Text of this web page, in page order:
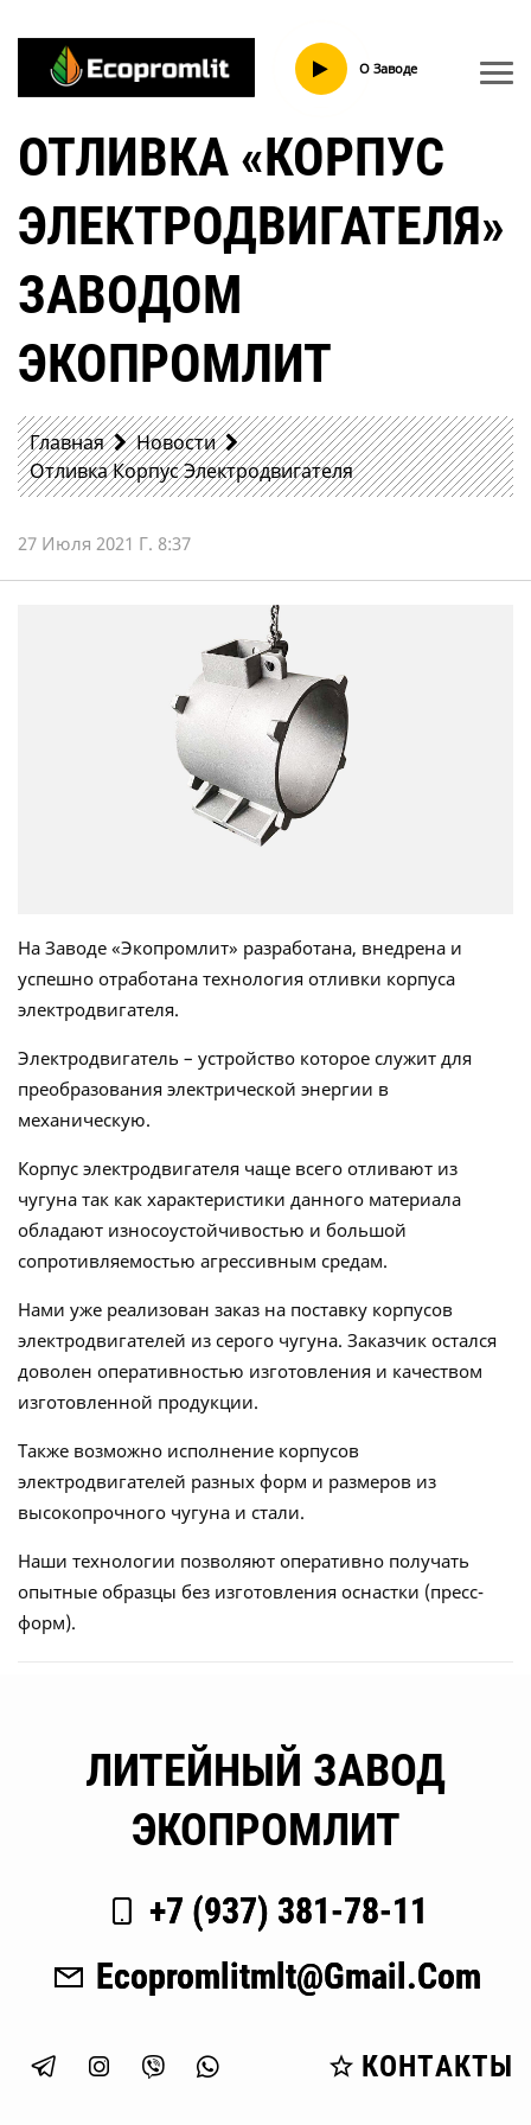
О Заводе
ОТЛИВКА «КОРПУС
ЭЛЕКТРОДВИГАТЕЛЯ»
ЗАВОДОМ
ЭКОПРОМЛИТ
Главная
Новости
Отливка Корпус Электродвигателя
27 Июля 2021 Г. 8:37
На Заводе «Экопромлит» разработана, внедрена и
успешно отработана технология отливки корпуса
электродвигателя.
Электродвигатель – устройство которое служит для
преобразования электрической энергии в
механическую.
Корпус электродвигателя чаще всего отливают из
чугуна так как характеристики данного материала
обладают износоустойчивостью и большой
сопротивляемостью агрессивным средам.
Нами уже реализован заказ на поставку корпусов
электродвигателей из серого чугуна. Заказчик остался
доволен оперативностью изготовления и качеством
изготовленной продукции.
Также возможно исполнение корпусов
электродвигателей разных форм и размеров из
высокопрочного чугуна и стали.
Наши технологии позволяют оперативно получать
опытные образцы без изготовления оснастки (пресс-
форм).
ЛИТЕЙНЫЙ ЗАВОД
ЭКОПРОМЛИТ
+7 (937) 381-78-11
Ecopromlitmlt@gmail.com
КОНТАКТЫ